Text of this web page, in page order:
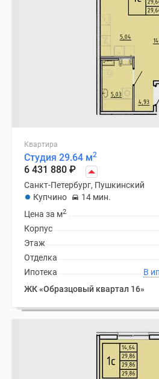
Квартира
Студия 29.64 м2
6 431 880 ₽
Санкт-Петербург, Пушкинский
Купчино
14 мин.
Цена за м2
Корпус
Этаж
Отделка
Ипотека
ЖК «Образцовый квартал 16»